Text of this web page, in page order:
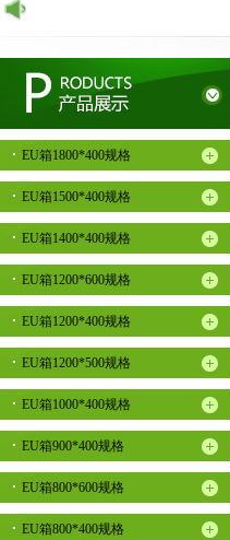
EU箱1800*400规格
EU箱1500*400规格
EU箱1400*400规格
EU箱1200*600规格
EU箱1200*400规格
EU箱1200*500规格
EU箱1000*400规格
EU箱900*400规格
EU箱800*600规格
EU箱800*400规格